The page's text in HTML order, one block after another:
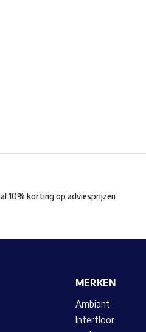
10% korting op adviesprijzen
MERKEN
Ambiant
Interfloor